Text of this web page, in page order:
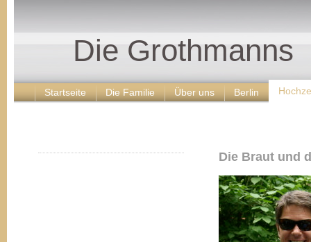
Die Grothmanns
Startseite Die Familie Über uns Berlin
Die Braut und